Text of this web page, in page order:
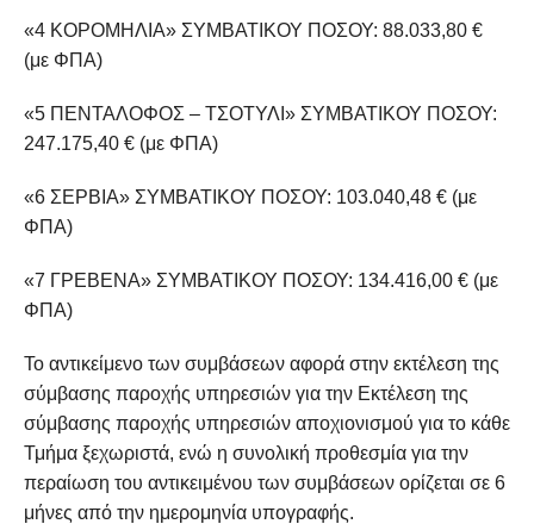
«4 ΚΟΡΟΜΗΛΙΑ» ΣΥΜΒΑΤΙΚΟΥ ΠΟΣΟΥ: 88.033,80 €
(με ΦΠΑ)
«5 ΠΕΝΤΑΛΟΦΟΣ – ΤΣΟΤΥΛΙ» ΣΥΜΒΑΤΙΚΟΥ ΠΟΣΟΥ:
247.175,40 € (με ΦΠΑ)
«6 ΣΕΡΒΙΑ» ΣΥΜΒΑΤΙΚΟΥ ΠΟΣΟΥ: 103.040,48 € (με
ΦΠΑ)
«7 ΓΡΕΒΕΝΑ» ΣΥΜΒΑΤΙΚΟΥ ΠΟΣΟΥ: 134.416,00 € (με
ΦΠΑ)
Το αντικείμενο των συμβάσεων αφορά στην εκτέλεση της
σύμβασης παροχής υπηρεσιών για την Εκτέλεση της
σύμβασης παροχής υπηρεσιών αποχιονισμού για το κάθε
Τμήμα ξεχωριστά, ενώ η συνολική προθεσμία για την
περαίωση του αντικειμένου των συμβάσεων ορίζεται σε 6
μήνες από την ημερομηνία υπογραφής.